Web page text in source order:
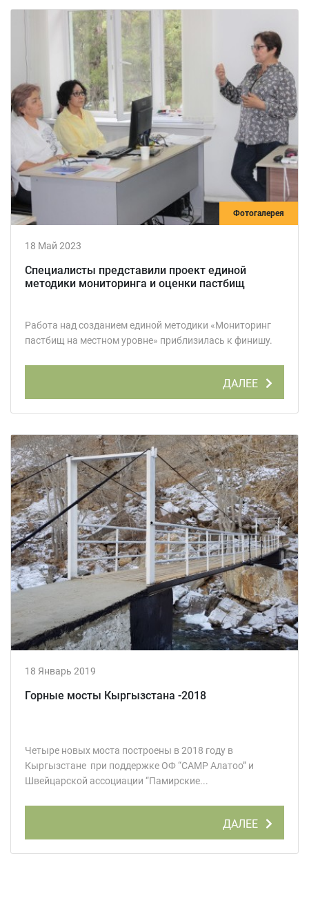
Фотогалерея
18 Май 2023
Специалисты представили проект единой
методики мониторинга и оценки пастбищ
Работа над созданием единой методики «Мониторинг
пастбищ на местном уровне» приблизилась к финишу.
ДАЛЕЕ
18 Январь 2019
Горные мосты Кыргызстана -2018
Четыре новых моста построены в 2018 году в
Кыргызстане при поддержке ОФ “CAMP Алатоо” и
Швейцарской ассоциации “Памирские...
ДАЛЕЕ